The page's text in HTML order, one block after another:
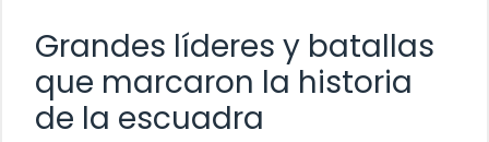
Grandes líderes y batallas
que marcaron la historia
de la escuadra